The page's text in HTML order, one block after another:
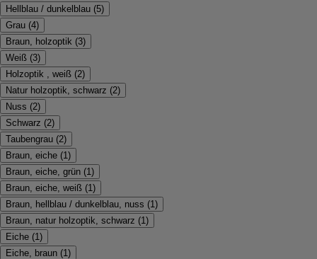
Hellblau / dunkelblau (5)
Grau (4)
Braun, holzoptik (3)
Weiß (3)
Holzoptik , weiß (2)
Natur holzoptik, schwarz (2)
Nuss (2)
Schwarz (2)
Taubengrau (2)
Braun, eiche (1)
Braun, eiche, grün (1)
Braun, eiche, weiß (1)
Braun, hellblau / dunkelblau, nuss (1)
Braun, natur holzoptik, schwarz (1)
Eiche (1)
Eiche, braun (1)